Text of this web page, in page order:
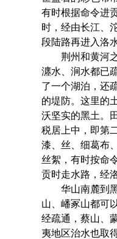
有时根据命令进
时，经由长江、
段陆路再进入洛
荆州和黄河之
瀍水、涧水都已
了一个湖泊，还
的堤防。这里的
沃坚实的黑土。
税居上中，即第
漆、丝、细葛布
丝絮，有时按命
贡时走水路，经
华山南麓到黑
山、嶓冢山都可
经疏通，蔡山、
夷地区治水也取